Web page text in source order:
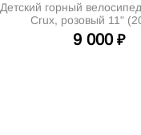
Детский горный
Crux, розовый 11"
9 000 ₽